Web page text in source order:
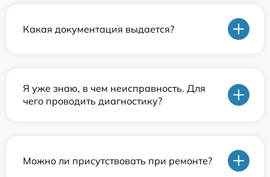
Какая документация выдается?
Я уже знаю, в чем неисправность. Для
чего проводить диагностику?
Можно ли присутствовать при ремонте?